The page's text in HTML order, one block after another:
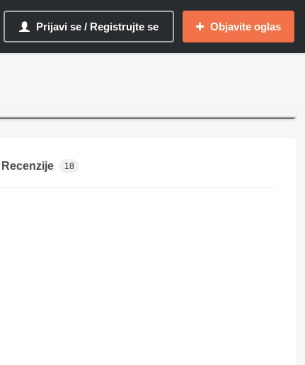
Prijavi se / Registrujte se Objavite oglas
Recenzije 18